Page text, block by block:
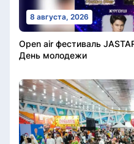
8 августа, 2026
Open air фестиваль
День молодежи